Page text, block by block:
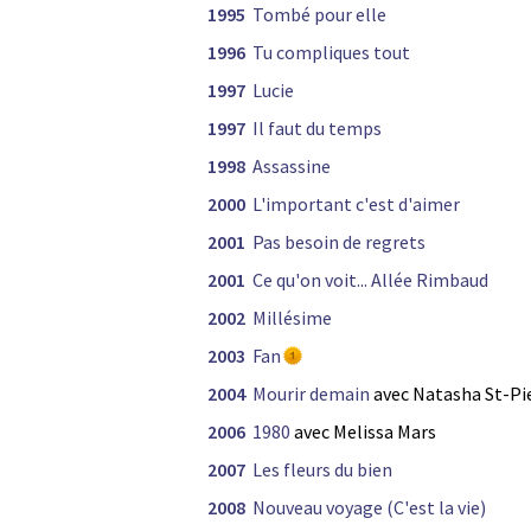
1995 Tombé pour elle
1996 Tu compliques tout
1997 Lucie
1997 Il faut du temps
1998 Assassine
2000 L'important c'est d'aimer
2001 Pas besoin de regrets
2001 Ce qu'on voit... Allée Rimbaud
2002 Millésime
2003 Fan
2004 Mourir demain avec Natasha St-
2006 1980 avec Melissa Mars
2007 Les fleurs du bien
2008 Nouveau voyage (C'est la vie)